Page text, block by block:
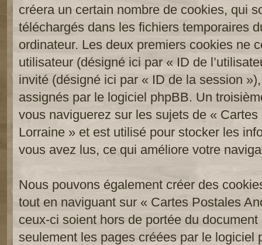
créera un certain nombre de cookies, qui
téléchargés dans les fichiers temporaires
ordinateur. Les deux premiers cookies ne
utilisateur (désigné ici par « ID de
invité (désigné ici par « ID de la session
assignés par le logiciel phpBB. Un
vous naviguerez sur les sujets de «
Lorraine » et est utilisé pour stocker les
vous avez lus, ce qui améliore votre
Nous pouvons également créer des
tout en naviguant sur « Cartes Postales
ceux-ci soient hors de portée du
seulement les pages créées par le logiciel